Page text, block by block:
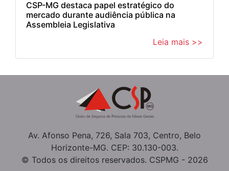
CSP-MG destaca papel estratégico do
mercado durante audiência pública na
Assembleia Legislativa
Leia mais >>
Av. Afonso Pena, 726, Sala 703, Centro, Belo
Horizonte-MG. CEP: 30.130-003.
© Todos os direitos reservados. CSPMG - 2026